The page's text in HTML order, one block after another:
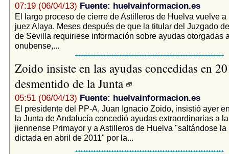
07:19 (06/04/13) Fuente: huelvainformacion.es
El largo proceso de cierre de Astilleros de Huelva vuelve a
juez Alaya. Meses después de que la titular del Juzgado
de Sevilla requiriese información sobre ayudas otorgadas
onubense,...
Zoido insiste en las ayudas concedidas en
desmentido de la Junta
05:51 (06/04/13) Fuente: huelvainformacion.es
El presidente del PP-A, Juan Ignacio Zoido, insistió ayer
la Junta de Andalucía concedió ayudas extraordinarias a
jiennense Primayor y a Astilleros de Huelva "saltándose la
dictada en abril de 2011" por la...